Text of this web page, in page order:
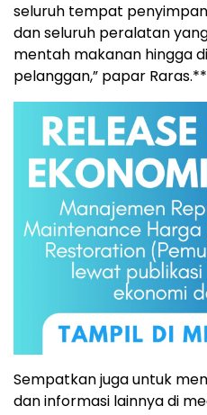
seluruh tempat
dan seluruh peralatan
mentah makanan hingga
pelanggan,” papar
Sempatkan juga untuk
dan informasi lainnya di